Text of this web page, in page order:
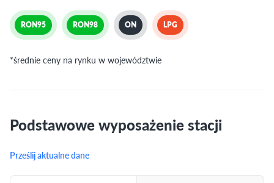
RON95 RON98 ON LPG
*średnie ceny na rynku w województwie
Podstawowe wyposażenie stacji
Prześlij aktualne dane